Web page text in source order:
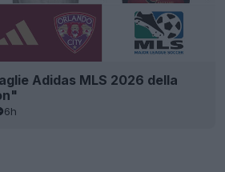
Adidas MLS 2026 della
6h